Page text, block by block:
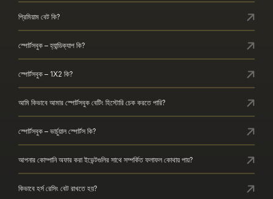
প্রিমিয়াম বেট কি?
স্পোর্টসবুক – হ্যান্ডিক্যাপ কি?
স্পোর্টসবুক – 1X2 কি?
আমি কিভাবে আমার স্পোর্টসবুক বেটিং হিস্টোরি চেক করতে পারি?
স্পোর্টসবুক – ভার্চুয়াল স্পোর্টস কি?
আপনার কোম্পানি অফার করা ইভেন্টগুলির সাথে সম্পর্কিত ফলাফল কোথায় পায়?
কিভাবে হর্স রেসিং বেট রাখতে হয়?